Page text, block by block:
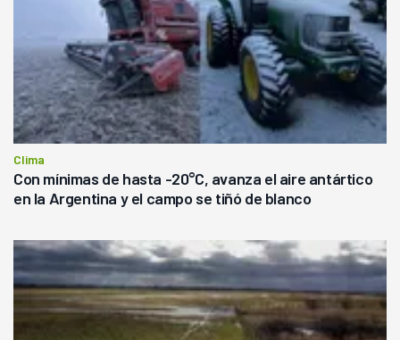
Clima
Con mínimas de hasta -20°C, avanza el aire antártico
en la Argentina y el campo se tiñó de blanco